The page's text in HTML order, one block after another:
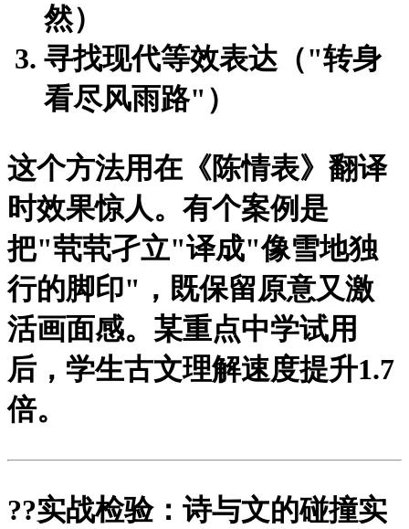
然）
寻找现代等效表达（"转身
看尽风雨路"）
这个方法用在《陈情表》翻译
时效果惊人。有个案例是
把"茕茕孑立"译成"像雪地独
行的脚印"，既保留原意又激
活画面感。某重点中学试用
后，学生古文理解速度提升1.7
倍。
??实战检验：诗与文的碰撞实